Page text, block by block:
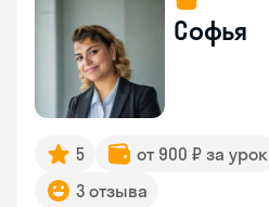
Софья
5 от 900 ₽ за урок
3 отзыва